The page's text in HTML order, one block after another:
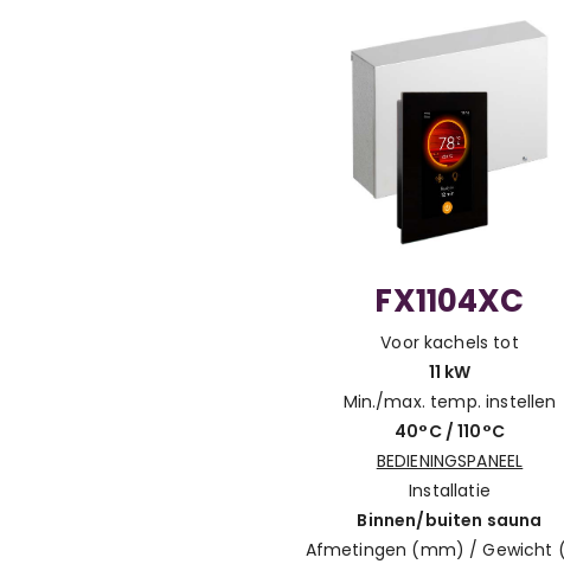
FX1104XC
Voor kachels tot
11 kW
Min./max. temp. instellen
40°C / 110°C
BEDIENINGSPANEEL
Installatie
Binnen/buiten sauna
Afmetingen (mm) / Gewicht